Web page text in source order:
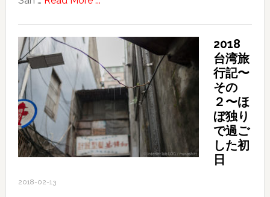
レ
ー
ト
影
の
女
2018
台湾旅
行記〜
その
２〜ほ
ぼ独り
で過ご
した初
日
2018-02-13